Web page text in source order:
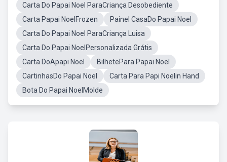
Carta Do Papai Noel ParaCriança Desobediente
Carta Papai NoelFrozen
Painel CasaDo Papai Noel
Carta Do Papai Noel ParaCriança Luisa
Carta Do Papai NoelPersonalizada Grátis
Carta DoApapi Noel
BilhetePara Papai Noel
CartinhasDo Papai Noel
Carta Para Papi Noelin Hand
Bota Do Papai NoelMolde